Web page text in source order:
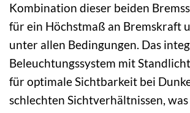
Kombination dieser beiden
für ein Höchstmaß an Bremskraft
unter allen Bedingungen. Das
Beleuchtungssystem mit
für optimale Sichtbarkeit bei
schlechten Sichtverhältnissen, was